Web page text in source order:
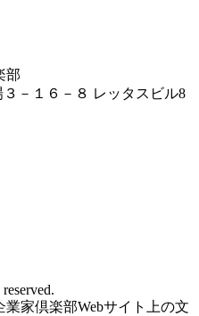
部
－１６－８ レッタスビル8
家倶楽部Webサイト上の文